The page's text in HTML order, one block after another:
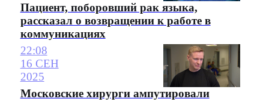
Пациент, поборовший рак языка,
рассказал о возвращении к работе в
коммуникациях
22:08
16 СЕН
2025
Московские хирурги ампутировали